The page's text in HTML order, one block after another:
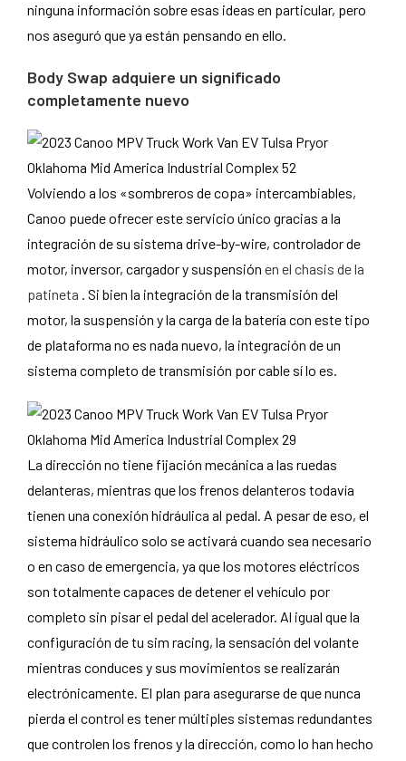
ninguna información sobre esas ideas en particular, pero
nos aseguró que ya están pensando en ello.
Body Swap adquiere un significado
completamente nuevo
Volviendo a los «sombreros de copa» intercambiables,
Canoo puede ofrecer este servicio único gracias a la
integración de su sistema drive-by-wire, controlador de
motor, inversor, cargador y suspensión en el chasis de la
patineta . Si bien la integración de la transmisión del
motor, la suspensión y la carga de la batería con este tipo
de plataforma no es nada nuevo, la integración de un
sistema completo de transmisión por cable sí lo es.
La dirección no tiene fijación mecánica a las ruedas
delanteras, mientras que los frenos delanteros todavía
tienen una conexión hidráulica al pedal. A pesar de eso, el
sistema hidráulico solo se activará cuando sea necesario
o en caso de emergencia, ya que los motores eléctricos
son totalmente capaces de detener el vehículo por
completo sin pisar el pedal del acelerador. Al igual que la
configuración de tu sim racing, la sensación del volante
mientras conduces y sus movimientos se realizarán
electrónicamente. El plan para asegurarse de que nunca
pierda el control es tener múltiples sistemas redundantes
que controlen los frenos y la dirección, como lo han hecho